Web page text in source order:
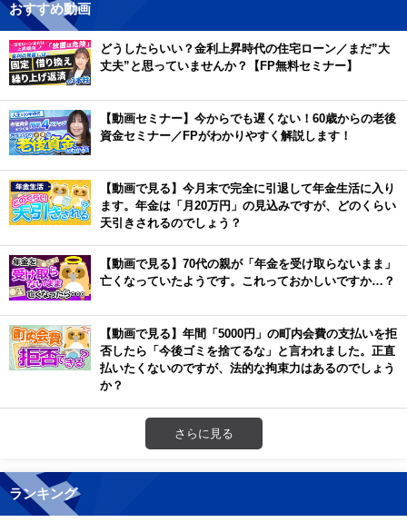
おすすめ動画
どうしたらいい？金利上昇時代の住宅ローン／まだ”大
丈夫”と思っていませんか？【FP無料セミナー】
【動画セミナー】今からでも遅くない！60歳からの老後
資金セミナー／FPがわかりやすく解説します！
【動画で見る】今月末で完全に引退して年金生活に入り
ます。年金は「月20万円」の見込みですが、どのくらい
天引きされるのでしょう？
【動画で見る】70代の親が「年金を受け取らないまま」
亡くなっていたようです。これっておかしいですか…？
【動画で見る】年間「5000円」の町内会費の支払いを拒
否したら「今後ゴミを捨てるな」と言われました。正直
払いたくないのですが、法的な拘束力はあるのでしょう
か？
さらに見る
ランキング